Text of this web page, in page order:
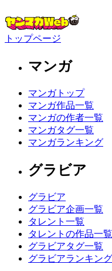
トップページ
マンガ
マンガトップ
マンガ作品一覧
マンガの作者一覧
マンガタグ一覧
マンガランキング
グラビア
グラビア
グラビア企画一覧
タレント一覧
タレントの作品一覧
グラビアタグ一覧
グラビアランキング